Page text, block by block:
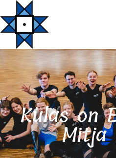
Külas on Eveliina ja
Mitja